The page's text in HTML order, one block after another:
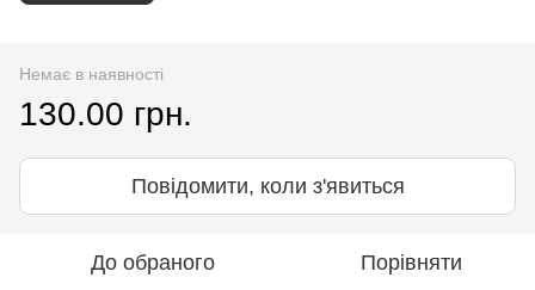
Немає в наявності
130.00 грн.
Повідомити, коли з'явиться
До обраного Порівняти